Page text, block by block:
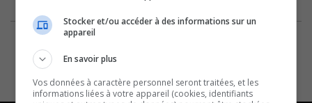
Stocker et/ou accéder à des informations sur un
appareil
En savoir plus
Vos données à caractère personnel seront traitées, et les
informations liées à votre appareil (cookies, identifiants